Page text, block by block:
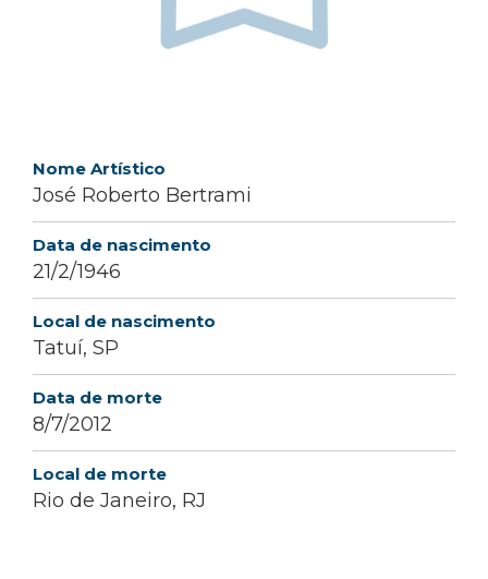
Nome Artístico
José Roberto Bertrami
Data de nascimento
21/2/1946
Local de nascimento
Tatuí, SP
Data de morte
8/7/2012
Local de morte
Rio de Janeiro, RJ